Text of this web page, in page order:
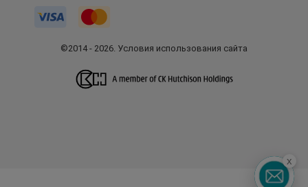
©2014 - 2026. Условия использования сайта
x